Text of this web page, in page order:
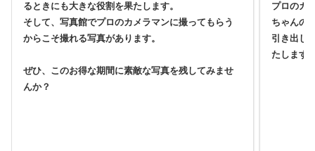
るときにも大きな役割を果たします。
そして、写真館でプロのカメラマンに撮ってもらう
からこそ撮れる写真があります。
ぜひ、このお得な期間に素敵な写真を残してみませ
んか？
プロのカ
ちゃんの
引き出し
たします